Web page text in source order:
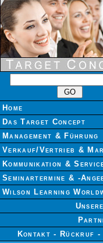
Home
Das Target Concept
Management & Führung
Verkauf/Vertrieb &
Kommunikation &
Seminartermine & -
Wilson Learning
Kontakt - Rückruf